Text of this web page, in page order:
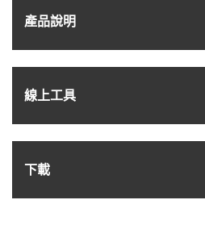
產品說明
線上工具
下載